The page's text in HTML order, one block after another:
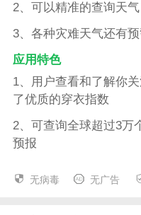
2、可以精准的查询天
3、各种灾难天气还有
应用特色
1、用户查看和了解你
了优质的穿衣指数
2、可查询全球超过3万
预报
3、吉时天气通轻松获
掌握更多最新天气数据
无病毒 无广告